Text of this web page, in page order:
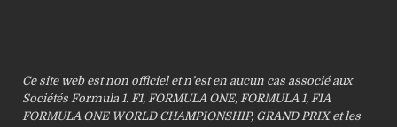
Ce site web est non officiel et n’est en aucun cas associé aux
Sociétés Formula 1. F1, FORMULA ONE, FORMULA 1, FIA
FORMULA ONE WORLD CHAMPIONSHIP, GRAND PRIX et les